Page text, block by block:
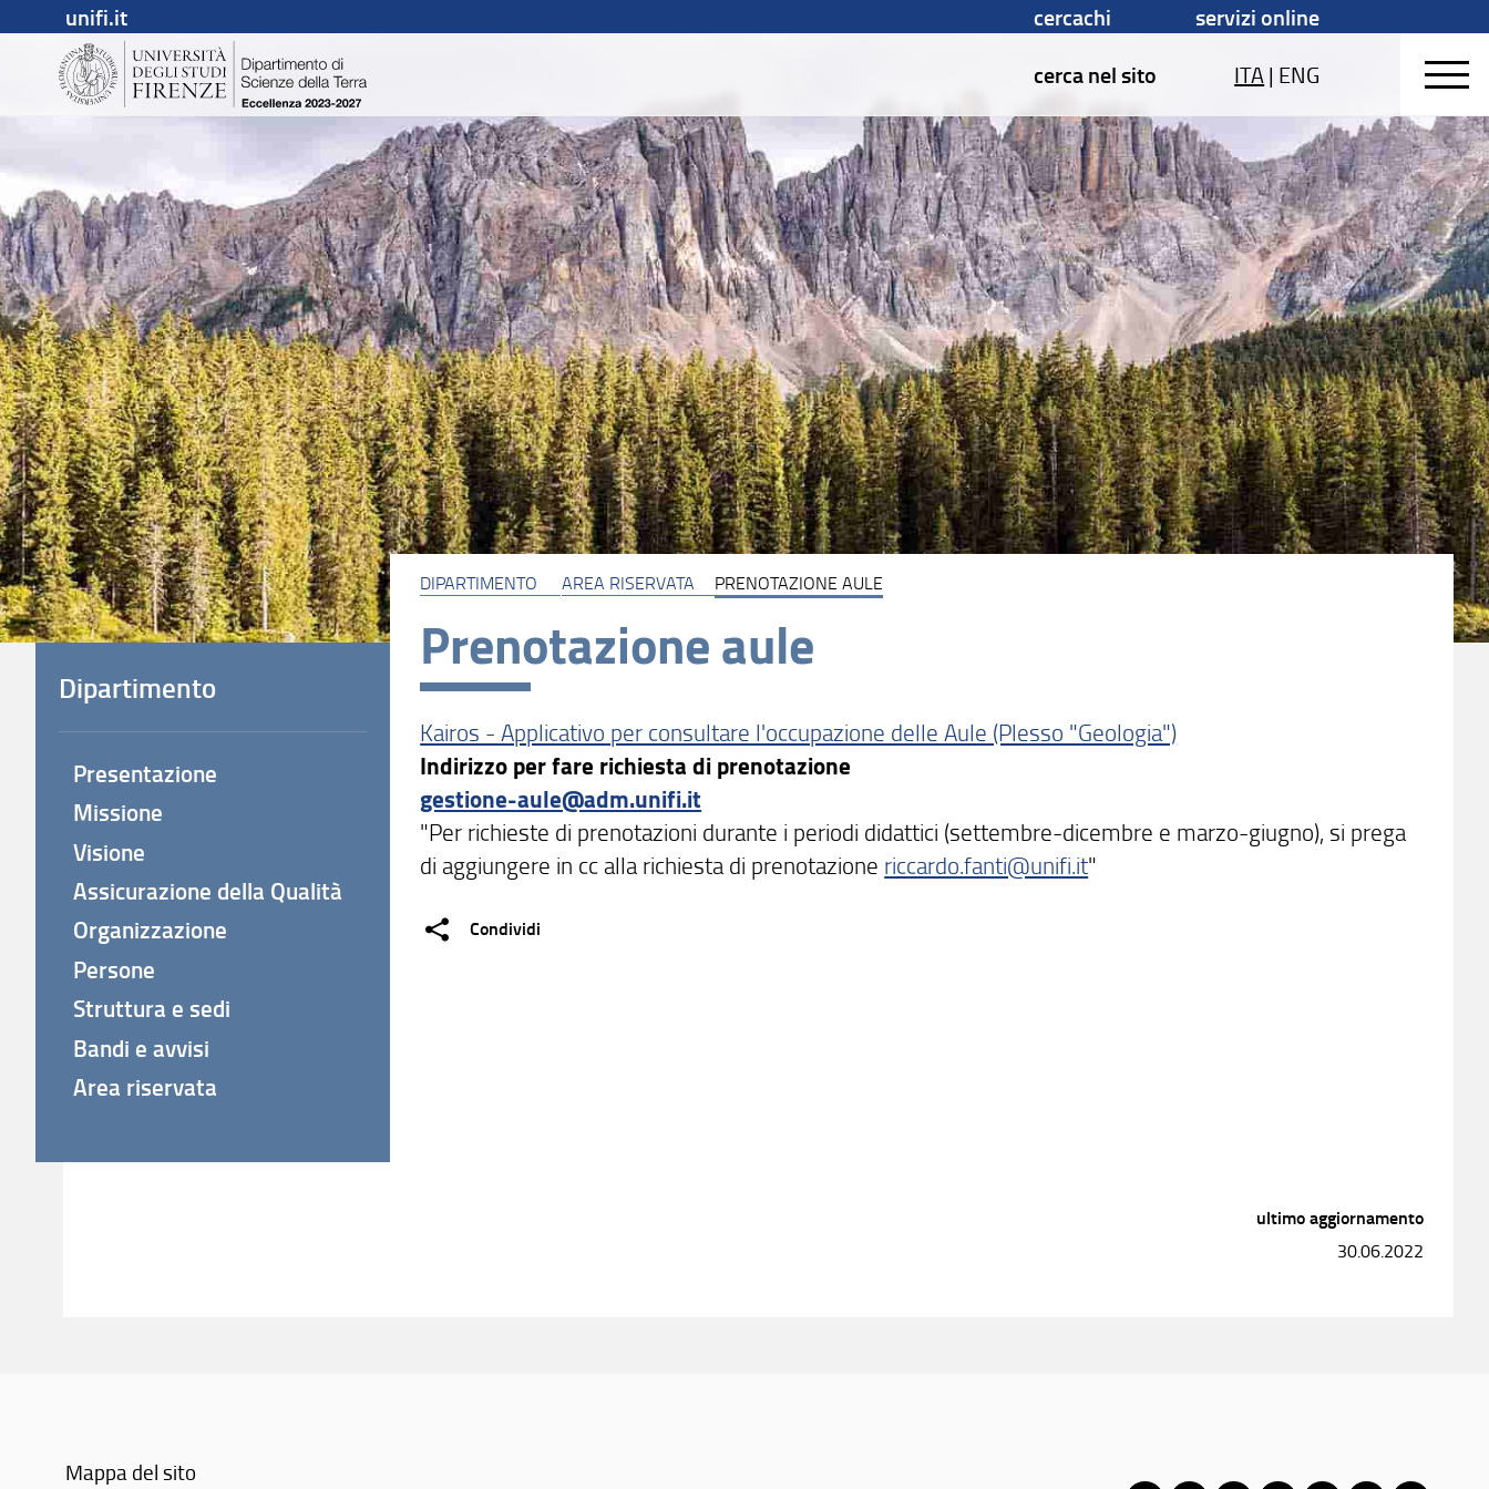
unifi.it cercachi
servizi online
cerca nel sito
ITA| ENG
DIPARTIMENTO AREA RISERVATA PRENOTAZIONE AULE
Prenotazione aule
Kairos - Applicativo per consultare l'occupazione delle Aule (Plesso "Geologia")
Indirizzo per fare richiesta di prenotazione
gestione-aule@adm.unifi.it
"Per richieste di prenotazioni durante i periodi didattici (settembre-dicembre e marzo-giugno), si prega
di aggiungere in cc alla richiesta di prenotazione riccardo.fanti@unifi.it"
Condividi
Dipartimento
Presentazione
Missione
Visione
Assicurazione della Qualità
Organizzazione
Persone
Struttura e sedi
Bandi e avvisi
Area riservata
ultimo aggiornamento
30.06.2022
Mappa del sito